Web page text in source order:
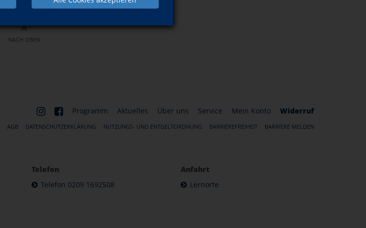
NACH OBEN
Programm Aktuelles Über uns Service Mein Konto Widerruf
AGB DATENSCHUTZERKLÄRUNG NUTZUNGS- UND ENTGELTORDNUNG BARRIEREFREIHEIT BARRIERE MELDEN
Telefon
Telefon 0209 1692508
Anfahrt
Lernorte